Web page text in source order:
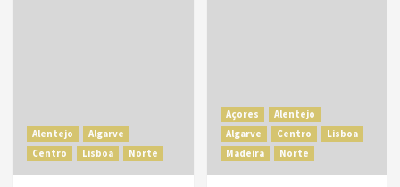
Alentejo
Algarve
Centro
Lisboa Norte
Açores
Alentejo
Algarve
Centro
Lisboa
Madeira
Norte